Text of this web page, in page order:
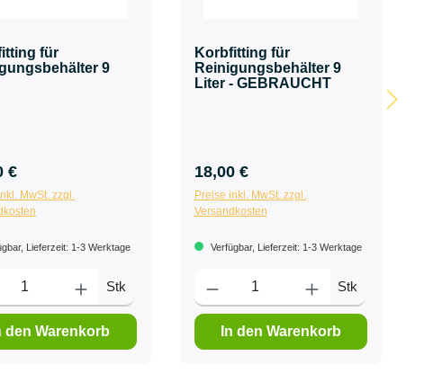
für
9
€
MwSt. zzgl.
Lieferzeit: 1-3 Werktage
Stk
den Warenkorb
Korbfitting für
Reinigungsbehälter 9
Liter - GEBRAUCHT
18,00 €
Preise inkl. MwSt. zzgl.
Versandkosten
Verfügbar, Lieferzeit: 1-3 Werktage
Stk
In den Warenkorb